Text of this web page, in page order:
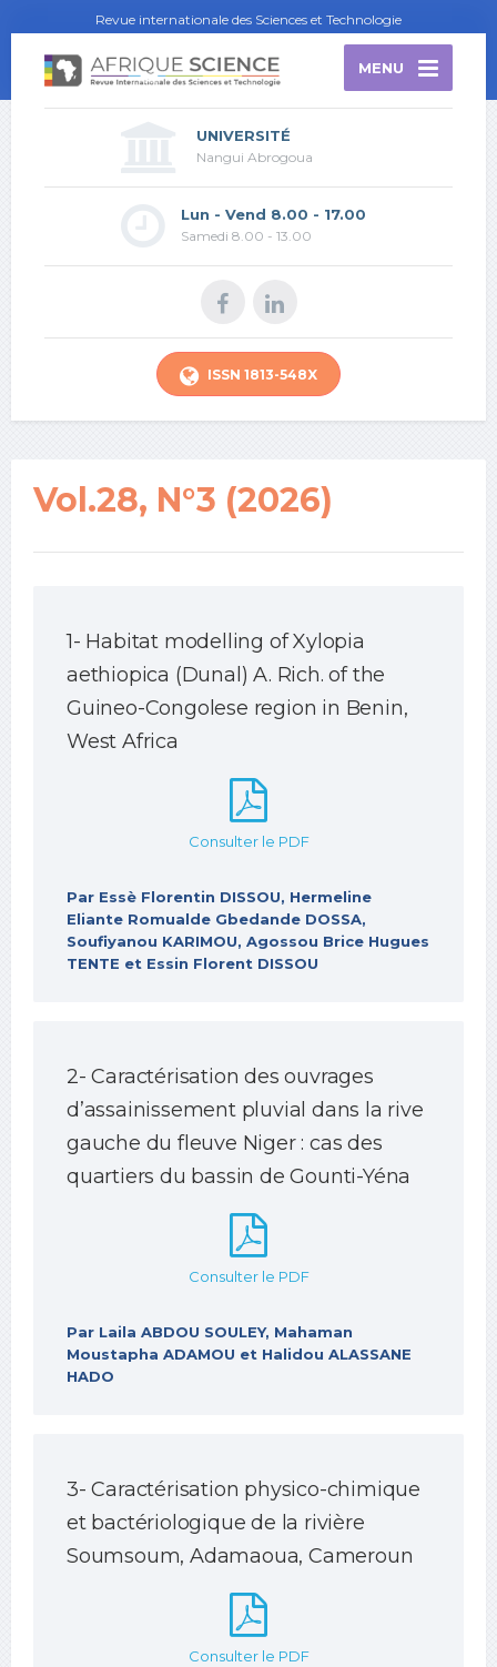
Revue internationale des Sciences et Technologie
MENU
UNIVERSITÉ
Nangui Abrogoua
Lun - Vend 8.00 - 17.00
Samedi 8.00 - 13.00
ISSN 1813-548X
Vol.28, N°3 (2026)
1- Habitat modelling of Xylopia
aethiopica (Dunal) A. Rich. of the
Guineo-Congolese region in Benin,
West Africa
Consulter le PDF
Par Essè Florentin DISSOU, Hermeline
Eliante Romualde Gbedande DOSSA,
Soufiyanou KARIMOU, Agossou Brice Hugues
TENTE et Essin Florent DISSOU
2- Caractérisation des ouvrages
d’assainissement pluvial dans la rive
gauche du fleuve Niger : cas des
quartiers du bassin de Gounti-Yéna
Consulter le PDF
Par Laila ABDOU SOULEY, Mahaman
Moustapha ADAMOU et Halidou ALASSANE
HADO
3- Caractérisation physico-chimique
et bactériologique de la rivière
Soumsoum, Adamaoua, Cameroun
Consulter le PDF